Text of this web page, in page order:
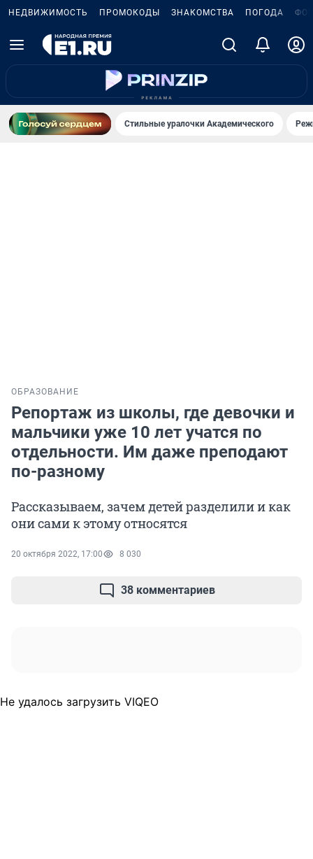
НЕДВИЖИМОСТЬ ПРОМОКОДЫ ЗНАКОМСТВА ПОГОДА
Стильные уралочки Академического
ОБРАЗОВАНИЕ
Репортаж из школы, где девочки и
мальчики уже 10 лет учатся по
отдельности. Им даже преподают
по-разному
Рассказываем, зачем детей разделили и как
они сами к этому относятся
20 октября 2022, 17:00 8 030
38 комментариев
Не удалось загрузить VIQEO